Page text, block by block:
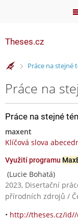
Theses.cz
>Práce na stejné
Práce na
Práce na stejné
maxent
Klíčová slova
Využití programu
(Lucie Bohatá)
2023, Disertační
přírodních zdrojů /
• http://theses.cz/